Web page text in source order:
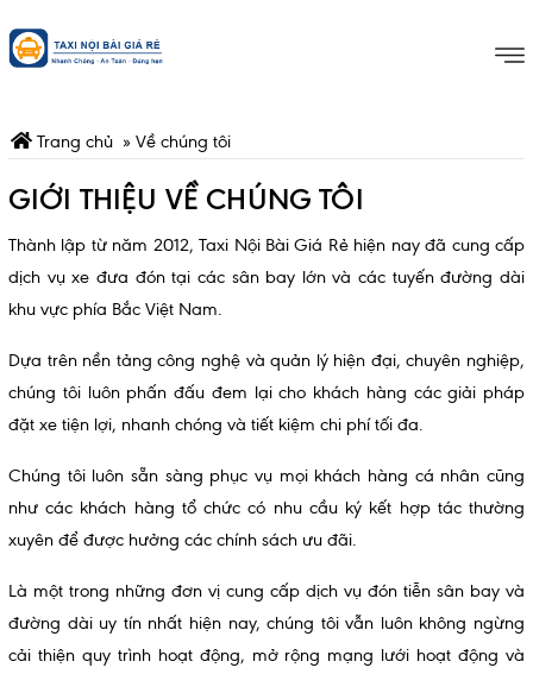
Trang chủ » Về chúng tôi
GIỚI THIỆU VỀ CHÚNG TÔI
Thành lập từ năm 2012, Taxi Nội Bài Giá Rẻ hiện nay đã cung cấp
dịch vụ xe đưa đón tại các sân bay lớn và các tuyến đường dài
khu vực phía Bắc Việt Nam.
Dựa trên nền tảng công nghệ và quản lý hiện đại, chuyên nghiệp,
chúng tôi luôn phấn đấu đem lại cho khách hàng các giải pháp
đặt xe tiện lợi, nhanh chóng và tiết kiệm chi phí tối đa.
Chúng tôi luôn sẵn sàng phục vụ mọi khách hàng cá nhân cũng
như các khách hàng tổ chức có nhu cầu ký kết hợp tác thường
xuyên để được hưởng các chính sách ưu đãi.
Là một trong những đơn vị cung cấp dịch vụ đón tiễn sân bay và
đường dài uy tín nhất hiện nay, chúng tôi vẫn luôn không ngừng
cải thiện quy trình hoạt động, mở rộng mạng lưới hoạt động và